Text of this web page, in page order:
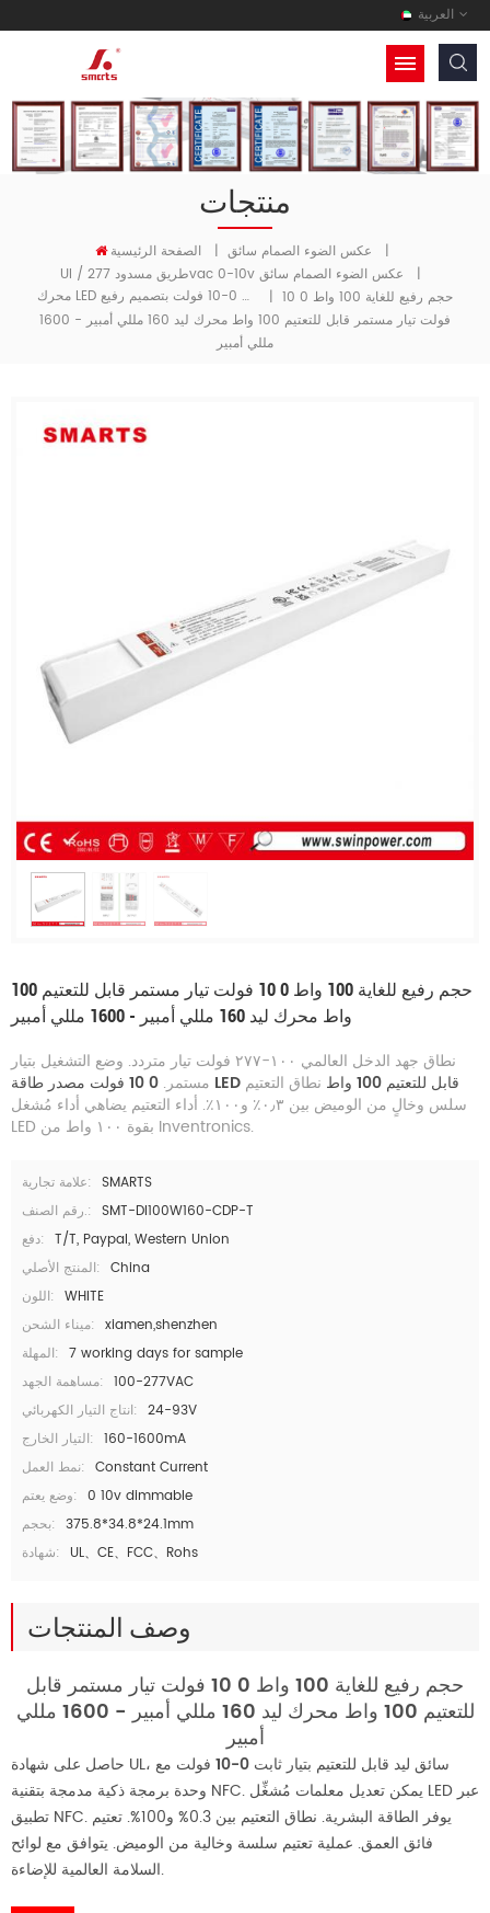
العربية
منتجات
الصفحة الرئيسية | عكس الضوء الصمام سائق
|
Ul / طريق مسدود 277vac 0-10v عكس الضوء الصمام سائق
|
محرك LED ذو تيار مستمر قابل للتعتيم 0-10 فولت بتصميم رفيع
| حجم رفيع للغاية 100 واط 0 10
فولت تيار مستمر قابل للتعتيم 100 واط محرك ليد 160 مللي أمبير - 1600
مللي أمبير
حجم رفيع للغاية 100 واط 0 10 فولت تيار مستمر قابل للتعتيم 100
واط محرك ليد 160 مللي أمبير - 1600 مللي أمبير
نطاق جهد الدخل العالمي ١٠٠-٢٧٧ فولت تيار متردد. وضع التشغيل بتيار
مستمر.
0 10 فولت مصدر طاقة LED قابل للتعتيم 100 واط
نطاق التعتيم
سلس وخالٍ من الوميض بين ٠٫٣٪ و١٠٠٪. أداء التعتيم يضاهي أداء مُشغل
LED بقوة ١٠٠ واط من Inventronics.
علامة تجارية: SMARTS
رقم الصنف.: SMT-DI100W160-CDP-T
دفع: T/T, Paypal, Western Union
المنتج الأصلي: China
اللون: WHITE
ميناء الشحن: xiamen,shenzhen
المهلة: 7 working days for sample
مساهمة الجهد: 100-277VAC
انتاج التيار الكهربائي: 24-93V
التيار الخارج: 160-1600mA
نمط العمل: Constant Current
وضع يعتم: 0 10v dimmable
بحجم: 375.8*34.8*24.1mm
شهادة:
UL、CE、FCC、Rohs
وصف المنتجات
حجم رفيع للغاية 100 واط 0 10 فولت تيار مستمر قابل
للتعتيم 100 واط محرك ليد 160 مللي أمبير - 1600 مللي
أمبير
حاصل على شهادة UL، سائق ليد قابل للتعتيم بتيار ثابت 0-10 فولت
مع
وحدة برمجة ذكية مدمجة بتقنية NFC. يمكن تعديل معلمات مُشغِّل LED عبر
تطبيق NFC. يوفر الطاقة البشرية. نطاق التعتيم بين 0.3% و100%. تعتيم
فائق العمق. عملية تعتيم سلسة وخالية من الوميض. يتوافق مع لوائح
السلامة العالمية للإضاءة.